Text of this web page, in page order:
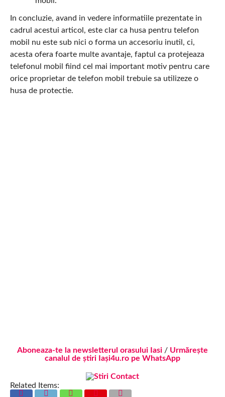
In concluzie, avand in vedere informatiile prezentate in
cadrul acestui articol, este clar ca husa pentru telefon
mobil nu este sub nici o forma un accesoriu inutil, ci,
acesta ofera foarte multe avantaje, faptul ca protejeaza
telefonul mobil fiind cel mai important motiv pentru care
orice proprietar de telefon mobil trebuie sa utilizeze o
husa de protectie.
Aboneaza-te la newsletterul orasului Iasi/ Urmărește
canalul de știri Iași4u.ro pe WhatsApp
Related Items: